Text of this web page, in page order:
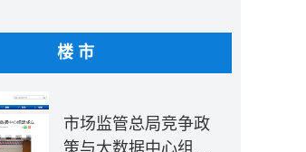
楼市
市场监管总局竞争政
策与大数据中心组建